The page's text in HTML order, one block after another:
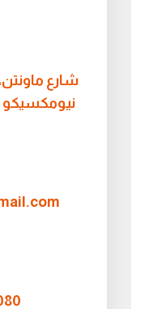
نيومكسيكو 87110، الولايات المتحدة